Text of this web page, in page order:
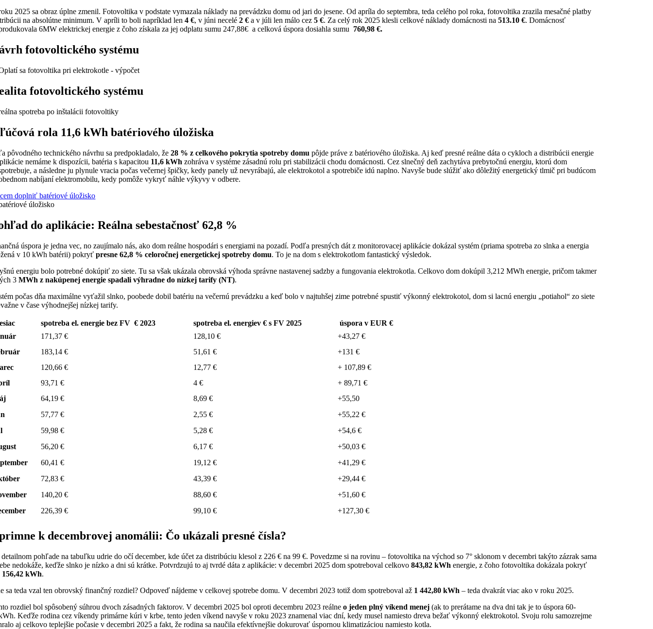
2025 sa obraz úplne zmenil. Fotovoltika v podstate vymazala náklady na prevádzku domu od jari do jesene. Od apríla do septembra, teda celého pol roka, fotovoltika zrazila mesačné platby
na absolútne minimum. V apríli to boli napríklad len4 €, v júni necelé2 € a v júli len málo cez5 €. Za celý rok 2025 klesli celkové náklady domácnosti na513.10 €. Domácnosť
6MW elektrickej energie z čoho získala za jej odplatu sumu 247,88€ a celková úspora dosiahla sumu 760,98 €.
fotovoltického systému
fotovoltického systému
rola 11,6 kWh batériového úložiska
pôvodného technického návrhu sa predpokladalo, že28 % z celkového pokrytia spotreby domu pôjde práve z batériového úložiska. Aj keď presné reálne dáta o cykloch a distribúcii energie
nemáme k dispozícii, batéria s kapacitou 11,6 kWh zohráva v systéme zásadnú rolu pri stabilizácii chodu domácnosti. Cez slnečný deň zachytáva prebytočnú energiu, ktorú dom
a následne ju plynule vracia počas večernej špičky, kedy panely už nevyrábajú, ale elektrokotol a spotrebiče idú naplno. Navyše bude slúžiť ako dôležitý energetický tlmič pri budúcom
nabíjaní elektromobilu, kedy pomôže vykryť náhle výkyvy v odbere.
doplniť batériové úložisko
do aplikácie: Reálna sebestačnosť 62,8 %
úspora je jedna vec, no zaujímalo nás, ako dom reálne hospodári s energiami na pozadí. Podľa presných dát z monitorovacej aplikácie dokázal systém (priama spotreba zo slnka a energia
v 10 kWh batérii) pokryťpresne 62,8 % celoročnej energetickej spotreby domu. To je na dom s elektrokotlom fantastický výsledok.
energiu bolo potrebné dokúpiť zo siete. Tu sa však ukázala obrovská výhoda správne nastavenej sadzby a fungovania elektrokotla. Celkovo dom dokúpil 3,212 MWh energie, pričom takmer
3 MWh z nakúpenej energie spadali výhradne do nízkej tarify (NT).
počas dňa maximálne vyťažil slnko, poobede dobil batériu na večernú prevádzku a keď bolo v najtuhšej zime potrebné spustiť výkonný elektrokotol, dom si lacnú energiu „potiahol“ zo siete
v čase výhodnejšej nízkej tarify.
spotreba el. energie bez FV € 2023 spotreba el. energiev € s FV 2025
úspora v EUR €
171,37 € 128,10 €
+43,27 €
183,14 € 51,61 €
+131 €
120,66 € 12,77 €
+ 107,89 €
93,71 € 4 €
+ 89,71 €
64,19 € 8,69 €
+55,50
57,77 € 2,55 €
+55,22 €
59,98 € 5,28 €
+54,6 €
56,20 € 6,17 €
+50,03 €
60,41 € 19,12 €
+41,29 €
72,83 € 43,39 €
+29,44 €
140,20 € 88,60 €
+51,60 €
226,39 € 99,10 € +127,30 €
k decembrovej anomálii: Čo ukázali presné čísla?
pohľade na tabuľku udrie do očí december, kde účet za distribúciu klesol z 226 € na 99 €. Povedzme si na rovinu – fotovoltika na východ so 7° sklonom v decembri takýto zázrak sama
nedokáže, keďže slnko je nízko a dni sú krátke. Potvrdzujú to aj tvrdé dáta z aplikácie: v decembri 2025 dom spotreboval celkovo843,82 kWh energie, z čoho fotovoltika dokázala pokryť
156,42 kWh.
sa teda vzal ten obrovský finančný rozdiel? Odpoveď nájdeme v celkovej spotrebe domu. V decembri 2023 totiž dom spotreboval až 1 442,80 kWh – teda dvakrát viac ako v roku 2025.
rozdiel bol spôsobený súhrou dvoch zásadných faktorov. V decembri 2025 bol oproti decembru 2023 reálneo jeden plný víkend menej(ak to prerátame na dva dni tak je to úspora 60-
Keďže rodina cez víkendy primárne kúri v krbe, tento jeden víkend navyše v roku 2023 znamenal viac dní, kedy musel namiesto dreva bežať výkonný elektrokotol. Svoju rolu samozrejme
aj celkovo teplejšie počasie v decembri 2025 a fakt, že rodina sa naučila efektívnejšie dokurovať úspornou klimatizáciou namiesto kotla.